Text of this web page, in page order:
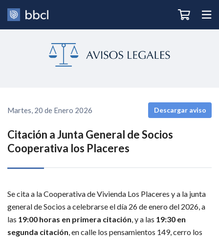
Martes, 20 de Enero 2026 Descargar aviso
Citación a Junta General de Socios
Cooperativa los Placeres
Se cita a la Cooperativa de Vivienda Los Placeres y a la junta
general de Socios a celebrarse el día 26 de enero del 2026, a
las 19:00 horas en primera citación, y a las 19:30 en
segunda citación, en calle los pensamientos 149, cerro los